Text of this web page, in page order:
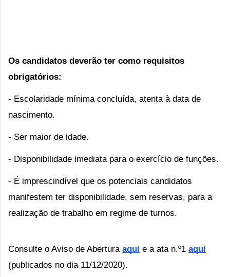
Os candidatos deverão ter como requisitos
obrigatórios:
- Escolaridade mínima concluída, atenta à data de
nascimento.
- Ser maior de idade.
- Disponibilidade imediata para o exercício de funções.
- É imprescindível que os potenciais candidatos
manifestem ter disponibilidade, sem reservas, para a
realização de trabalho em regime de turnos.
Consulte o Aviso de Abertura aqui e a ata n.º1 aqui
(publicados no dia 11/12/2020).